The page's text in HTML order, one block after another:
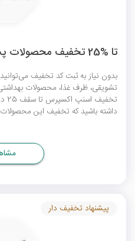
تا %25 تخفیف محصولات پت شاپ اسنپ اکسپرس
بدون نیاز به ثبتکد تخفیف
تشویقی، ظرف غذا، محصولات
تخفیف اسنپ اکسپرس
داشته باشید که تخفیف این
پیشنهاد تخفیف دار